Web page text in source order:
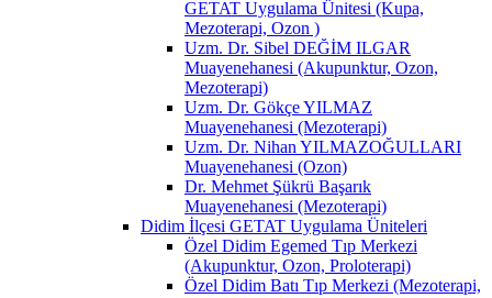
GETAT Uygulama Ünitesi (Kupa,
Mezoterapi, Ozon )
Uzm. Dr. Sibel DEĞİM ILGAR
Muayenehanesi (Akupunktur, Ozon,
Mezoterapi)
Uzm. Dr. Gökçe YILMAZ
Muayenehanesi (Mezoterapi)
Uzm. Dr. Nihan YILMAZOĞULLARI
Muayenehanesi (Ozon)
Dr. Mehmet Şükrü Başarık
Muayenehanesi (Mezoterapi)
Didim İlçesi GETAT Uygulama Üniteleri
Özel Didim Egemed Tıp Merkezi
(Akupunktur, Ozon, Proloterapi)
Özel Didim Batı Tıp Merkezi (Mezoterapi,